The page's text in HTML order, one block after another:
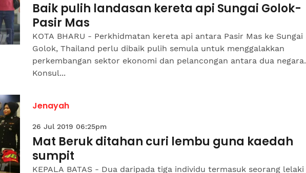
Baik pulih landasan kereta api Sungai Golok-
Pasir Mas
KOTA BHARU - Perkhidmatan kereta api antara Pasir Mas ke Sungai
Golok, Thailand perlu dibaik pulih semula untuk menggalakkan
perkembangan sektor ekonomi dan pelancongan antara dua negara.
Konsul...
Jenayah
26 Jul 2019 06:25pm
Mat Beruk ditahan curi lembu guna kaedah
sumpit
KEPALA BATAS - Dua daripada tiga individu termasuk seorang lelaki